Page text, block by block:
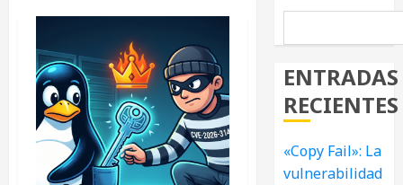
ENTRADAS
RECIENTES
«Copy Fail»: La
vulnerabilidad